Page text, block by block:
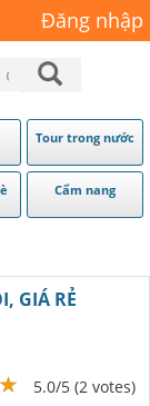
Đăng nhập
Tour trong nước
Cẩm nang
GIÁ RẺ
5.0/5 (2 votes)